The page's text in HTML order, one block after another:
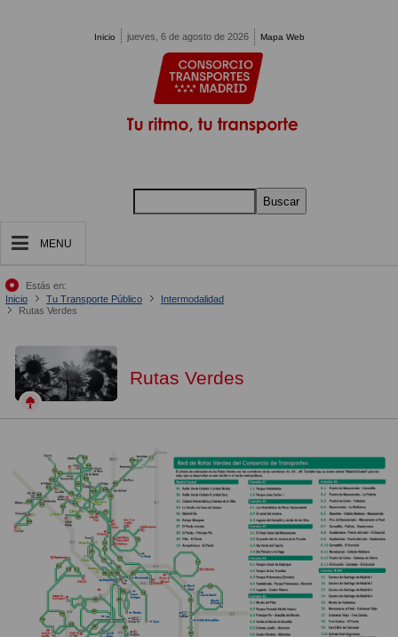
Inicio jueves, 6 de agosto de 2026 Mapa Web
Buscar
MENU
Estás en:
Inicio
Tu Transporte Público
Intermodalidad
Rutas Verdes
Rutas Verdes